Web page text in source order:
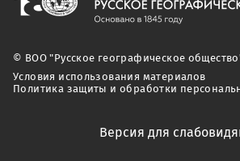
© ВОО "Русское географическое
Условия использования материалов
Политика защиты и обработки
Версия для